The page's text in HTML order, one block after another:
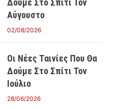
Δούμε Στο Σπίτι Τον
Αύγουστο
02/08/2026
Οι Νέες Ταινίες Που Θα
Δούμε Στο Σπίτι Τον
Ιούλιο
28/06/2026